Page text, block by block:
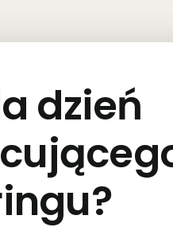
dzień